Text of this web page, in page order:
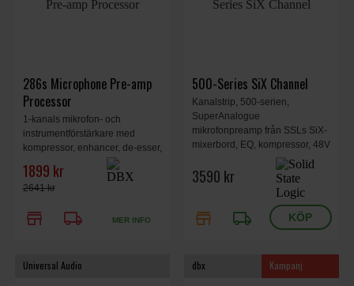
286s Microphone Pre-amp
Processor
1-kanals mikrofon- och
instrumentförstärkare med
kompressor, enhancer, de-esser,
1899 kr
2641 kr
store local_shipping MER INFO
500-Series SiX Channel
Kanalstrip, 500-serien,
SuperAnalogue
mikrofonpreamp från SSLs SiX-
mixerbord, EQ, kompressor, 48V
3590 kr
store local_shipping
Universal Audio dbx Kampanj